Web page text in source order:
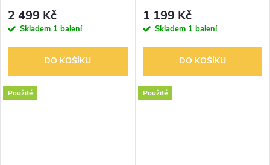
2 499 Kč
Skladem 1 balení
DO KOŠÍKU
1 199 Kč
Skladem 1 balení
DO KOŠÍKU
Použité Použité